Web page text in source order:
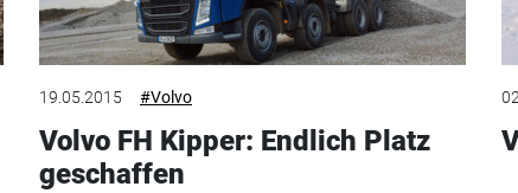
19.05.2015 #Volvo
Volvo FH Kipper: Endlich Platz
geschaffen